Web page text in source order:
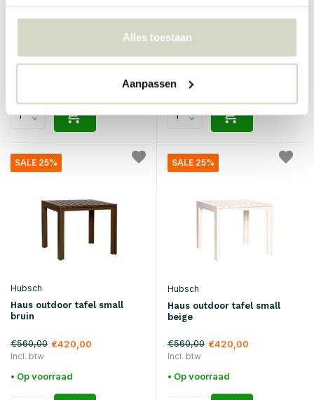
Alles toestaan
Aanpassen
bruin
Incl. btw
beige
Incl. btw
• Op voorraad
SALE 25%
Hubsch
Haus outdoor tafel small
bruin
€560,00 €420,00
Incl. btw
• Op voorraad
SALE 25%
Hubsch
Haus outdoor tafel small
beige
€560,00 €420,00
Incl. btw
• Op voorraad